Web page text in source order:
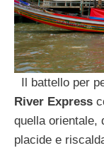
Il battello per
River Express
quella orientale,
placide e